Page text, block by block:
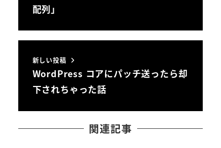
配列」
新しい投稿
WordPress コアにパッチ送ったら却
下されちゃった話
関連記事